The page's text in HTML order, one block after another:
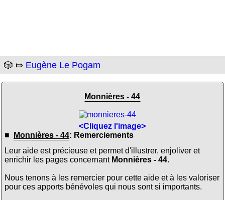
🎲 ⤇ Eugène Le Pogam
Monnières - 44
<Cliquez l'image>
■
Monnières - 44: Remerciements
Leur aide est précieuse et permet d'illustrer, enjoliver et
enrichir les pages concernant Monnières - 44.
Nous tenons à les remercier pour cette aide et à les valoriser
pour ces apports bénévoles qui nous sont si importants.